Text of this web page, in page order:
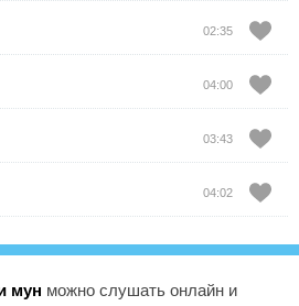
02:35
04:00
03:43
04:02
мун можно слушать онлайн и